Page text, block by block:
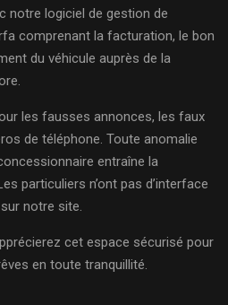
notre logiciel de gestion de
comprenant la facturation, le bon
du véhicule auprès de la
les fausses annonces, les faux
de téléphone. Toute anomalie
entraîne la
particuliers n’ont pas d’interface
notre site.
cet espace sécurisé pour
en toute tranquillité.